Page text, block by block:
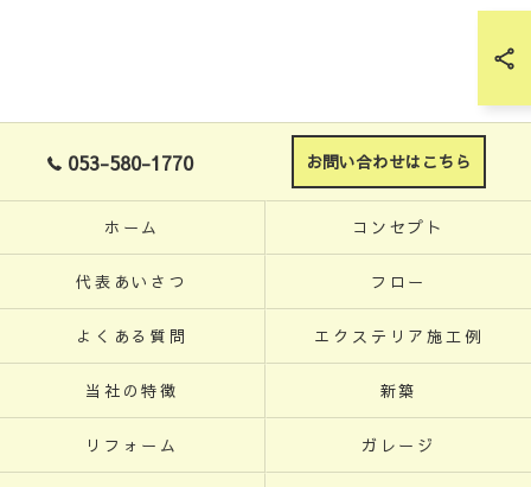
053-580-1770 お問い合わせはこちら
ホーム コンセプト
代表あいさつ フロー
よくある質問 エクステリア施工例
当社の特徴 新築
リフォーム ガレージ